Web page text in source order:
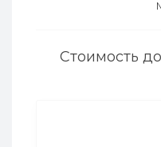
Стоимость